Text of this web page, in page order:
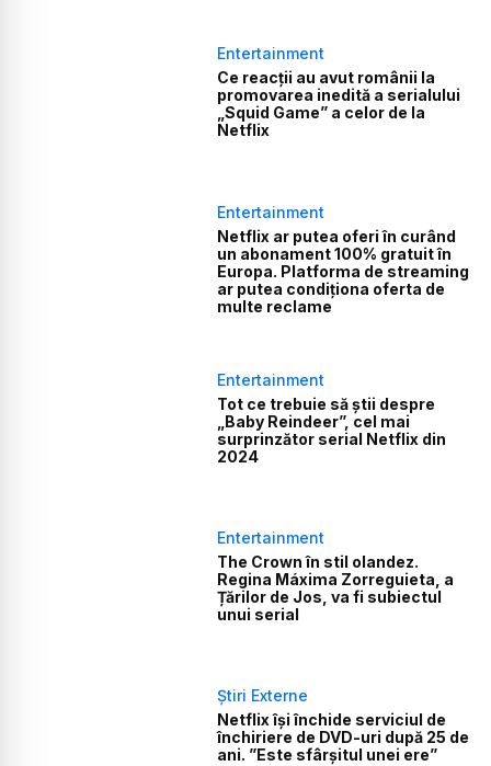
Entertainment
Ce reacții au avut românii la
promovarea inedită a serialului
„Squid Game” a celor de la
Netflix
Entertainment
Netflix ar putea oferi în curând
un abonament 100% gratuit în
Europa. Platforma de streaming
ar putea condiționa oferta de
multe reclame
Entertainment
Tot ce trebuie să știi despre
„Baby Reindeer”, cel mai
surprinzător serial Netflix din
2024
Entertainment
The Crown în stil olandez.
Regina Máxima Zorreguieta, a
Țărilor de Jos, va fi subiectul
unui serial
Știri Externe
Netflix îşi închide serviciul de
închiriere de DVD-uri după 25 de
ani. ”Este sfârşitul unei ere”